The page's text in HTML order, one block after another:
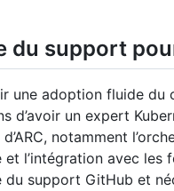
du support
une adoption fluide du
d’avoir un expert
d’ARC, notamment
l’intégration avec les
du support GitHub et